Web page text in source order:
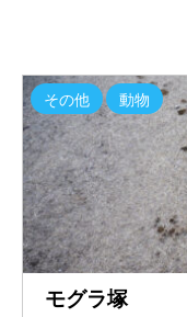
その他 動物
モグラ塚